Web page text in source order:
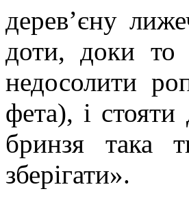
дерев’єну
доти, доки то
недосолити
фета), і
бринзя така
зберігати».